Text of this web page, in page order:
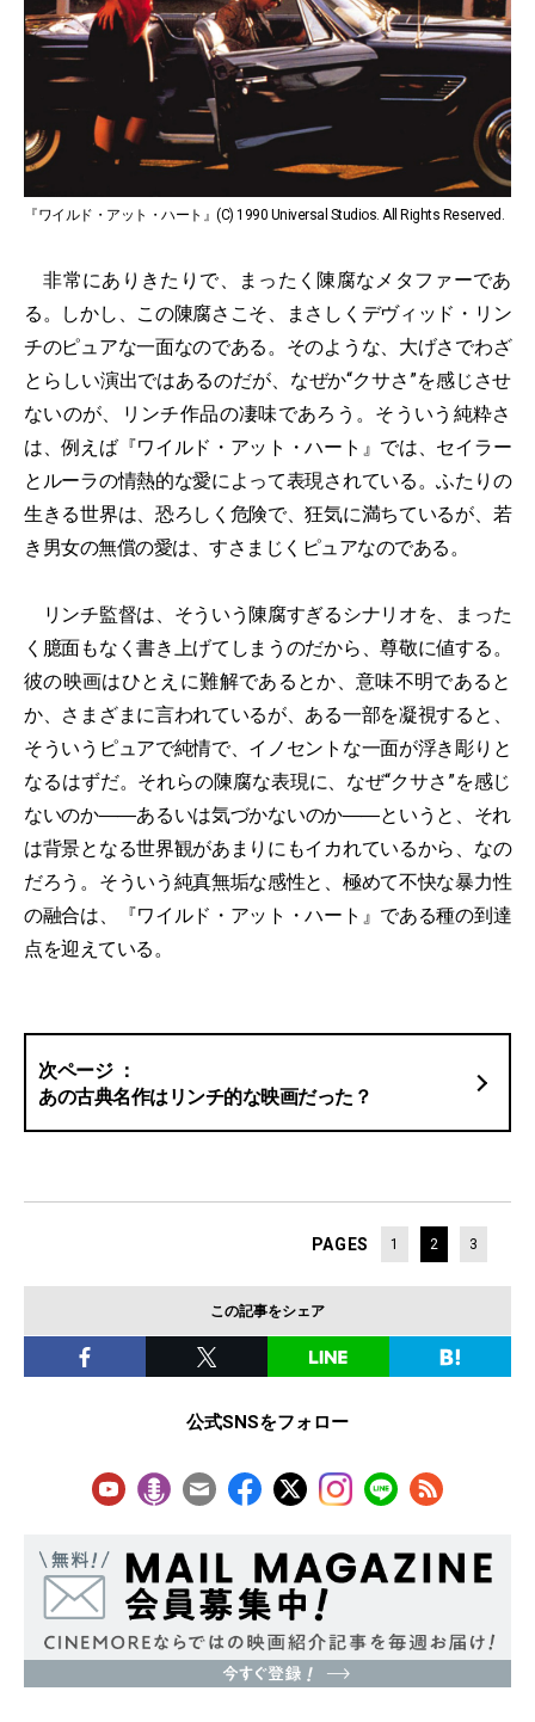
『ワイルド・アット・ハート』(C) 1990 Universal Studios. All Rights Reserved.
非常にありきたりで、まったく陳腐なメタファーであ
る。しかし、この陳腐さこそ、まさしくデヴィッド・リン
チのピュアな一面なのである。そのような、大げさでわざ
とらしい演出ではあるのだが、なぜか“クサさ”を感じさせ
ないのが、リンチ作品の凄味であろう。そういう純粋さ
は、例えば『ワイルド・アット・ハート』では、セイラー
とルーラの情熱的な愛によって表現されている。ふたりの
生きる世界は、恐ろしく危険で、狂気に満ちているが、若
き男女の無償の愛は、すさまじくピュアなのである。
リンチ監督は、そういう陳腐すぎるシナリオを、まった
く臆面もなく書き上げてしまうのだから、尊敬に値する。
彼の映画はひとえに難解であるとか、意味不明であると
か、さまざまに言われているが、ある一部を凝視すると、
そういうピュアで純情で、イノセントな一面が浮き彫りと
なるはずだ。それらの陳腐な表現に、なぜ“クサさ”を感じ
ないのか――あるいは気づかないのか――というと、それ
は背景となる世界観があまりにもイカれているから、なの
だろう。そういう純真無垢な感性と、極めて不快な暴力性
の融合は、『ワイルド・アット・ハート』である種の到達
点を迎えている。
あの古典名作はリンチ的な映画だった？
PAGES 1 2 3
この記事をシェア
公式SNSをフォロー